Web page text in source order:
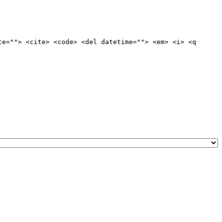
<cite> <code> <del datetime=""> <em> <i> <q